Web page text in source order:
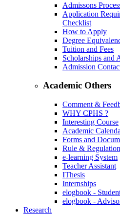
Admissons
Application
Checklist
How to Apply
Degree
Tuition and Fees
Scholarships and
Admission
Academic Others
Comment &
WHY CPHS ?
Interesting Course
Academic
Forms and
Rule & Regulation
e-learning System
Teacher Assistant
IThesis
Internships
elogbook -
elogbook -
Research